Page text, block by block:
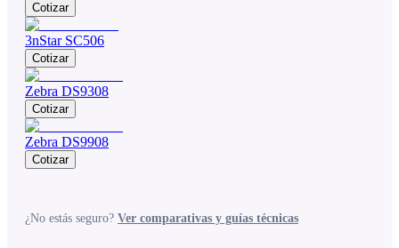
Cotizar
3nStar SC506
Cotizar
Zebra DS9308
Cotizar
Zebra DS9908
Cotizar
¿No estás seguro? Ver comparativas y guías técnicas